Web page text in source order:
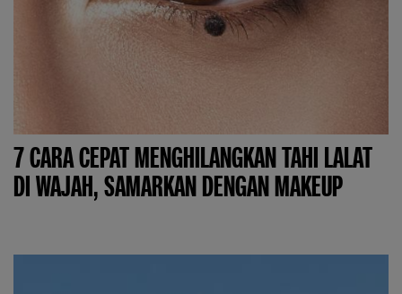
7 CARA CEPAT MENGHILANGKAN TAHI LALAT
DI WAJAH, SAMARKAN DENGAN MAKEUP